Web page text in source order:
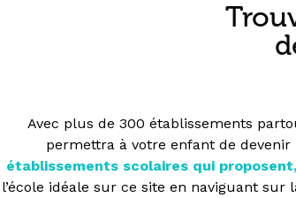
Avec plus de 300 établissements
permettra à votre enfant de
établissements scolaires qui
l’école idéale sur ce site en naviguant